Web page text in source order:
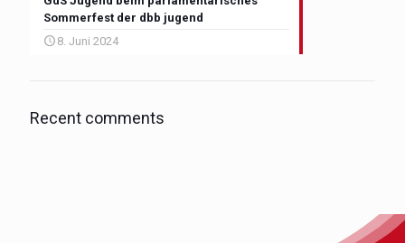
Sommerfest der dbb jugend
8. Juni 2024
Recent comments